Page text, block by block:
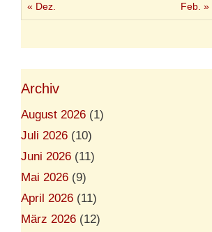
« Dez. Feb. »
Archiv
August 2026 (1)
Juli 2026 (10)
Juni 2026 (11)
Mai 2026 (9)
April 2026 (11)
März 2026 (12)